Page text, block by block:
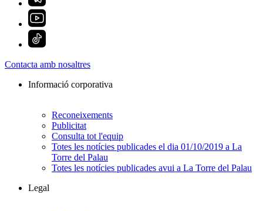
Contacta amb nosaltres
Informació corporativa
Reconeixements
Publicitat
Consulta tot l'equip
Totes les notícies publicades el dia 01/10/2019 a La
Torre del Palau
Totes les notícies publicades avui a La Torre del Palau
Legal